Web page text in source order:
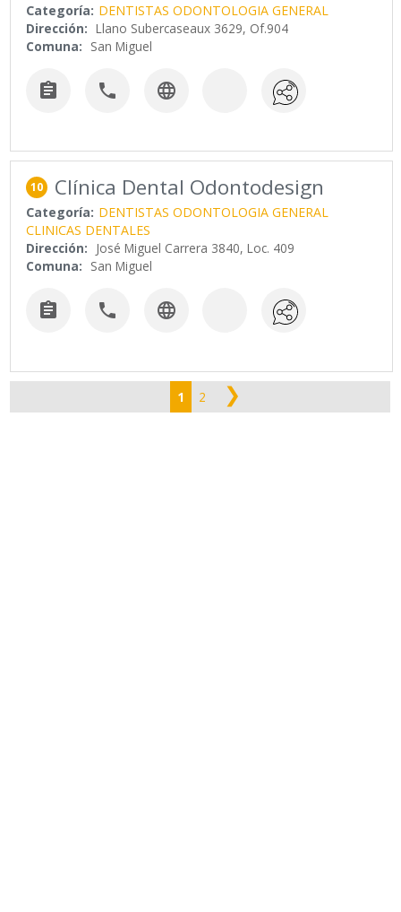
Categoría: DENTISTAS ODONTOLOGIA GENERAL
Dirección: Llano Subercaseaux 3629, Of.904
Comuna: San Miguel
  
10 Clínica Dental Odontodesign
Categoría: DENTISTAS ODONTOLOGIA GENERAL
CLINICAS DENTALES
Dirección: José Miguel Carrera 3840, Loc. 409
Comuna: San Miguel
  
1 2 ❯